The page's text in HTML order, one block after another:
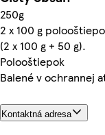
250g
2 x 100 g
(2 x 100 g + 50 g).
Polooštiepok
Balené v ochrannej
Kontaktná adresa